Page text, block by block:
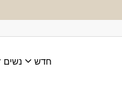
חדש נשים